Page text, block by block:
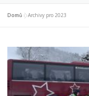
Domů »Archivy pro 2023